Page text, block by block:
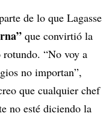
de lo que Lagasse
que convirtió la
“No voy a
no importan”,
que cualquier chef
no esté diciendo la